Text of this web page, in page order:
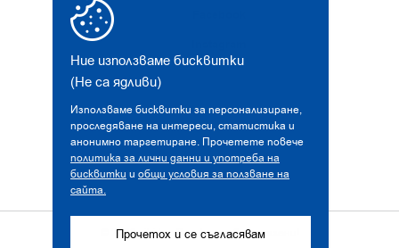
Ние използваме бисквитки
(Не са ядливи)
Използваме бисквитки за персонализиране,
проследяване на интереси, статистика и
анонимно таргетиране. Прочетете повече
политика за лични данни и употреба на
бисквитки и общи условия за ползване на
сайта.
Прочетох и се съгласявам
© 2026 sibi.bg. Всички права запазени!